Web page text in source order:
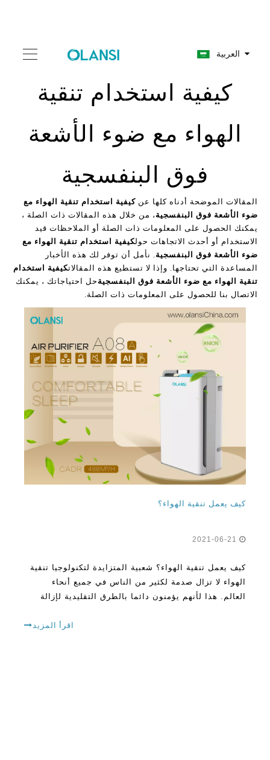
العربية
كيفية استخدام تنقية
الهواء مع ضوء الأشعة
فوق البنفسجية
المقالات الموضحة أدناه كلها عن كيفية استخدام تنقية الهواء مع
ضوء الأشعة فوق البنفسجية ، من خلال هذه المقالات ذات الصلة ،
يمكنك الحصول على المعلومات ذات الصلة أو الملاحظات قيد
الاستخدام أو أحدث الاتجاهات حولكيفية استخدام تنقية الهواء مع
ضوء الأشعة فوق البنفسجية. نأمل أن توفر لك هذه الأخبار
المساعدة التي تحتاجها. وإذا لا تستطيع هذه المقالاتكيفية استخدام
تنقية الهواء مع ضوء الأشعة فوق البنفسجية حل احتياجاتك ، يمكنك
الاتصال بنا للحصول على المعلومات ذات الصلة.
كيف يعمل تنقية الهواء؟
كيف يعمل تنقية الهواء؟ شعبية المتزايدة لتكنولوجيا تنقية
الهواء لا تزال صدمة لكثير من الناس في جميع أنحاء
العالم. هذا لأنهم يؤمنون دائما بالطرق التقليدية لإزالة
اقرأ المزيد